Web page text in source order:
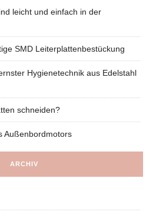
leicht und einfach in der
SMD Leiterplattenbestückung
Hygienetechnik aus Edelstahl
schneiden?
Außenbordmotors
ARCHIV